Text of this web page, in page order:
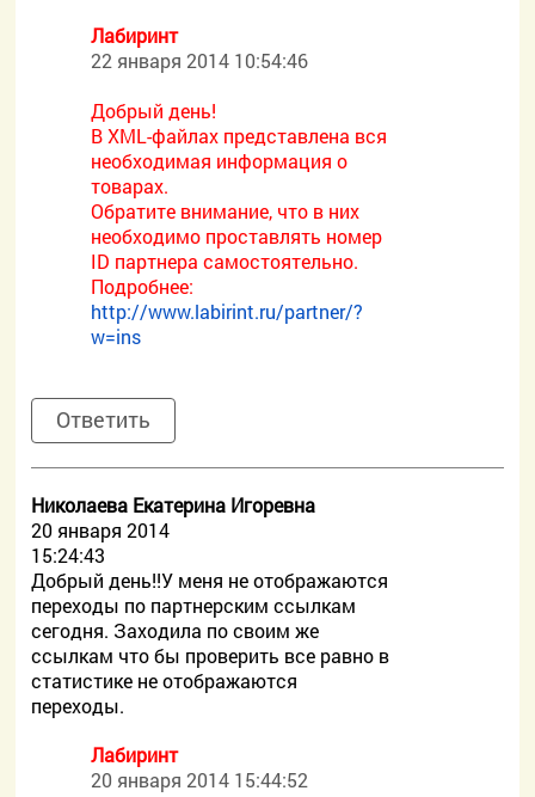
Лабиринт
22 января 2014 10:54:46
Добрый день!
В XML-файлах представлена вся
необходимая информация о
товарах.
Обратите внимание, что в них
необходимо проставлять номер
ID партнера самостоятельно.
Подробнее:
http://www.labirint.ru/partner/?
w=ins
Ответить
Николаева Екатерина Игоревна
20 января 2014
15:24:43
Добрый день!!У меня не отображаются
переходы по партнерским ссылкам
сегодня. Заходила по своим же
ссылкам что бы проверить все равно в
статистике не отображаются
переходы.
Лабиринт
20 января 2014 15:44:52